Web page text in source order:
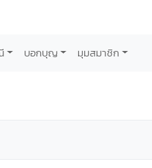
บอกบุญ มุมสมาชิก